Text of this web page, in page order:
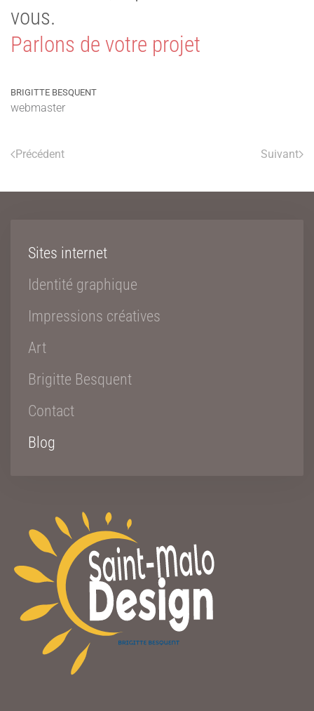
vous.
Parlons de votre projet
BRIGITTE BESQUENT
webmaster
Précédent Suivant
Sites internet
Identité graphique
Impressions créatives
Art
Brigitte Besquent
Contact
Blog